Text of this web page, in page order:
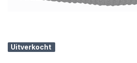
Uitverkocht